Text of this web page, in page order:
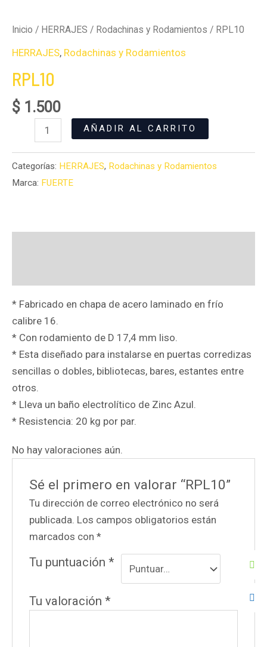
Inicio / HERRAJES / Rodachinas y Rodamientos / RPL10
HERRAJES, Rodachinas y Rodamientos
RPL10
$ 1.500
AÑADIR AL CARRITO
Categorías: HERRAJES, Rodachinas y Rodamientos
Marca: FUERTE
* Fabricado en chapa de acero laminado en frío
calibre 16.
* Con rodamiento de D 17,4 mm liso.
* Esta diseñado para instalarse en puertas corredizas
sencillas o dobles, bibliotecas, bares, estantes entre
otros.
* Lleva un baño electrolítico de Zinc Azul.
* Resistencia: 20 kg por par.
No hay valoraciones aún.
Sé el primero en valorar “RPL10”
Tu dirección de correo electrónico no será
publicada. Los campos obligatorios están
marcados con*
Tu puntuación*
Tu valoración*